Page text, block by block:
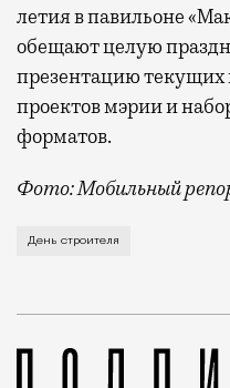
летия в павильоне
обещают целую
презентацию текущих
проектов мэрии и
форматов.
Фото: Мобильный
Это каска в
День строителя